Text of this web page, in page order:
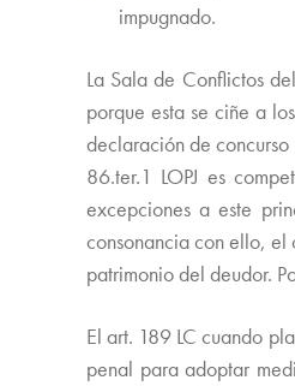
impugnado.
La Sala de Conflictos
porque esta se ciñe a
declaración de
86.ter.1 LOPJ es
excepciones a este
consonancia con ello, el
patrimonio del deudor.
El art. 189 LC cuando
penal para adoptar